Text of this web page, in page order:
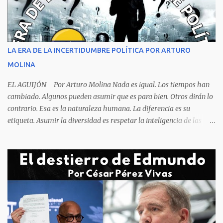
cogiendo todo lo que consigue a su lado. La foto habla por si
sola, la mesa ordenada, los platos terminados o tapados, todo en
orden y el campeón mundial sentado apacible y sin presentar su
rostro rasgos de asfixia mecánica, que se reflejan en un color
recuento de lo sucedido antes de este día fatídico. ...
LA ERA DE LA INCERTIDUMBRE POLÍTICA POR ARTURO
MOLINA
EL AGUIJÓN Por Arturo Molina Nada es igual. Los tiempos han
cambiado. Algunos pueden asumir que es para bien. Otros dirán lo
contrario. Esa es la naturaleza humana. La diferencia es su
etiqueta. Asumir la diversidad es respetar la inteligencia de las
obliga a los líderes, a crear de forma urgente, estrategias
responsables para restituir la confianza de los ciudadanos hacia
las instituciones. El desmoronamiento moral de la sociedad va a
repercutir en la de los gobernantes, a quienes los devorará la
soledad. Un soplo de aliento fresco es la solicitud en la calle. La
relación sólida entre gobernantes y gobernados se construye con